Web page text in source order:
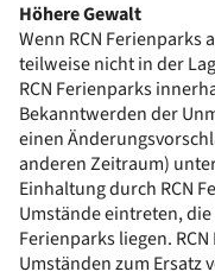
Höhere Gewalt
Wenn RCN
teilweise nicht in der
RCN Ferienparks
Bekanntwerden der
einen
anderen Zeitraum)
Einhaltung durch RCN
Umstände eintreten,
Ferienparks liegen.
Umständen zum Ersatz